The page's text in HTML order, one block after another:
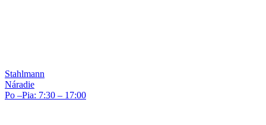
Stahlmann
Náradie
Po –Pia: 7:30 – 17:00